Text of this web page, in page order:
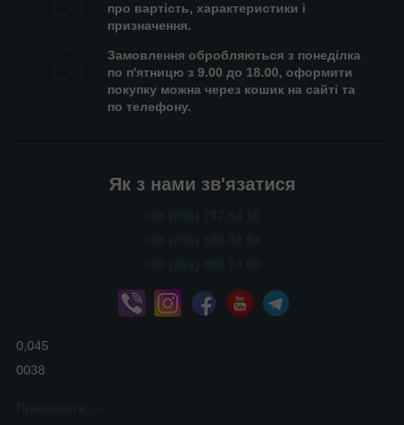
про вартість, характеристики і
призначення.
Замовлення обробляються з понеділка
по п'ятницю з 9.00 до 18.00, оформити
покупку можна через кошик на сайті та
по телефону.
Як з нами зв'язатися
0,045
0038